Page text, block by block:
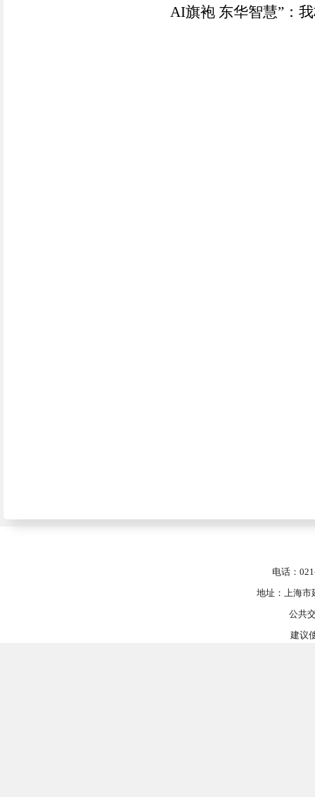
AI旗袍 东华智慧”：
电话：
地址：上海市
公共
建议